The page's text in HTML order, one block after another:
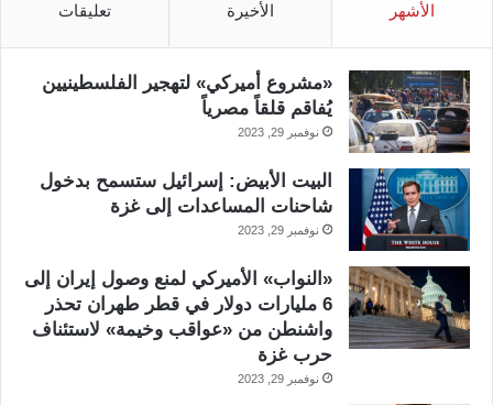
الأشهر الأخيرة تعليقات
«مشروع أميركي» لتهجير الفلسطينيين
يُفاقم قلقاً مصرياً
نوفمبر 29, 2023
البيت الأبيض: إسرائيل ستسمح بدخول
شاحنات المساعدات إلى غزة
نوفمبر 29, 2023
«النواب» الأميركي لمنع وصول إيران إلى
6 مليارات دولار في قطر طهران تحذر
واشنطن من «عواقب وخيمة» لاستئناف
حرب غزة
نوفمبر 29, 2023